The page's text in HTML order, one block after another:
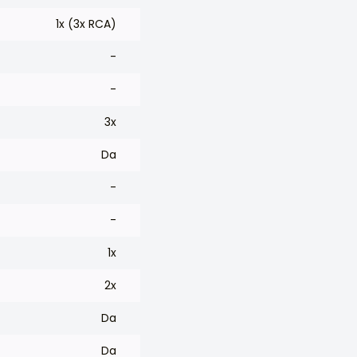
1x (3x RCA)
-
-
3x
Da
-
-
1x
2x
Da
Da